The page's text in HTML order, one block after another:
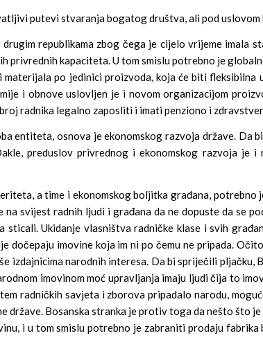
putevi stvaranja bogatog društva, ali pod
republikama zbog čega je cijelo vrijeme imala
privrednih kapaciteta. U tom smislu potrebno je
po jedinici proizvoda, koja će biti
i obnove uslovljen je i novom organizacijom
radnika legalno zaposliti i imati penziono i
entiteta, osnova je ekonomskog razvoja države. Da
preduslov privrednog i ekonomskog razvoja
a time i ekonomskog boljitka građana,
svijest radnih ljudi i građana da ne dopuste da se
sticali. Ukidanje vlasništva radničke klase i svih
imovine koja im ni po čemu ne pripada.
izdajnicima narodnih interesa. Da bi spriječili
imovinom moć upravljanja imaju ljudi čija to
radničkih savjeta i zborova pripadalo narodu,
Bosanska stranka je protiv toga da nešto što
i u tom smislu potrebno je zabraniti prodaju